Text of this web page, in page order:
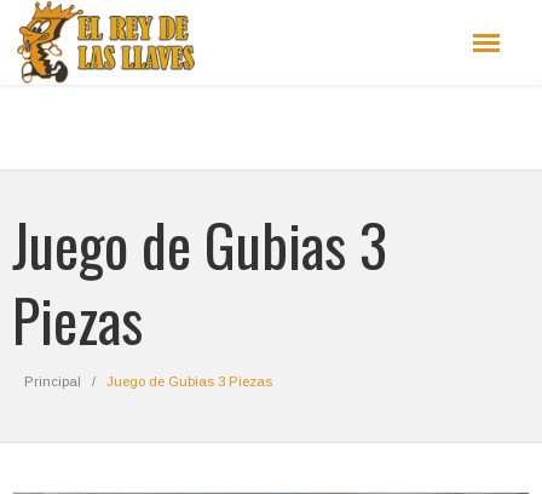
Juego de Gubias 3
Piezas
Principal Juego de Gubias 3 Piezas